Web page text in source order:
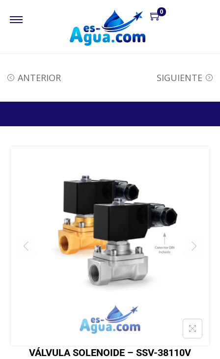
0
ANTERIOR SIGUIENTE
VÁLVULA SOLENOIDE – SSV-38110V